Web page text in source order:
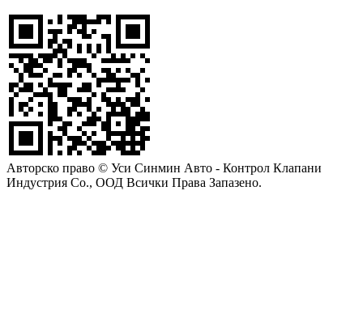
Авторско право © Уси Синмин Авто - Контрол Клапани
Индустрия Co., ООД Всички Права Запазено.